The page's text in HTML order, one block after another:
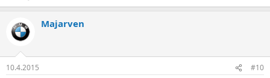
Majarven
10.4.2015 #10